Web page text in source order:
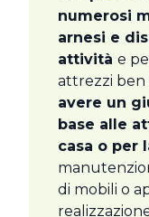
numerosi
arnesi e
attività e
attrezzi ben
avere un
base alle
casa o per
di mobili o